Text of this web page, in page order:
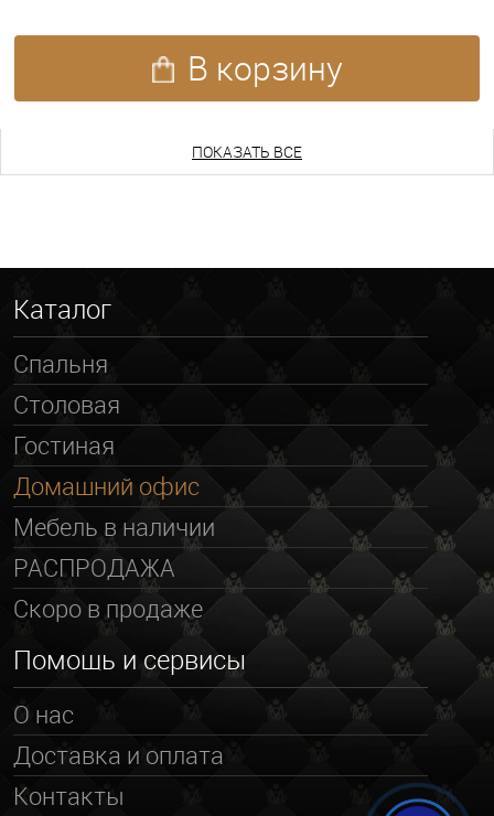
В корзину
ПОКАЗАТЬ ЕЩЕ
ПОКАЗАТЬ ВСЕ
Каталог
Спальня
Столовая
Гостиная
Домашний офис
Мебель в наличии
РАСПРОДАЖА
Скоро в продаже
Помощь и сервисы
О нас
Доставка и оплата
Контакты